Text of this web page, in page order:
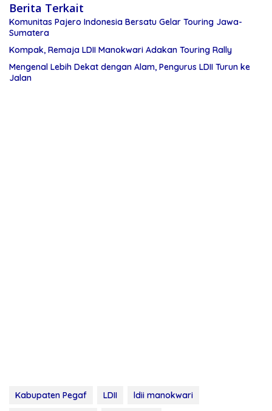
Berita Terkait
Komunitas Pajero Indonesia Bersatu Gelar Touring Jawa-
Sumatera
Kompak, Remaja LDII Manokwari Adakan Touring Rally
Mengenal Lebih Dekat dengan Alam, Pengurus LDII Turun ke
Jalan
Kabupaten Pegaf LDII
ldii manokwari